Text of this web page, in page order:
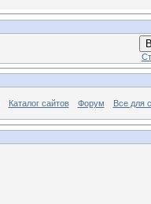
Каталог сайтов Форум Все для